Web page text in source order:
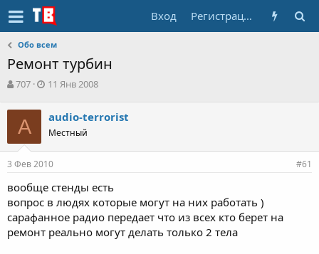
Вход Регистрация
Обо всем
Ремонт турбин
А
т
р
т
е
ы
707
Д
а
н
ч
л
а
11 Янв 2008
A audio-terrorist
Местный
3 Фев 2010 #61
вообще стенды есть
вопрос в людях которые могут на них работать )
сарафанное радио передает что из всех кто берет на
ремонт реально могут делать только 2 тела